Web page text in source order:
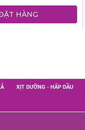
HÀNG
XỊT DƯỠNG - HẤP DẦU